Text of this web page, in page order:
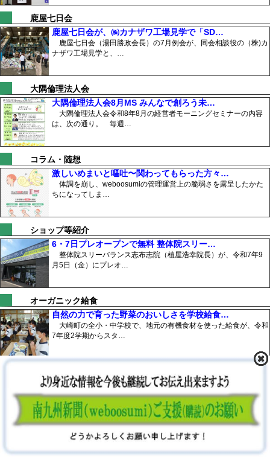
鹿屋七日会
鹿屋七日会が、㈱カナザワ工場見学で「SD…
鹿屋七日会（湯田勝政会長）の7月例会が、同会相談役の（株)カ
ナザワ工場見学と、…
大隅倫理法人会
大隅倫理法人会8月MS みんなで創ろう未…
大隅倫理法人会令和8年8月の経営者モーニングセミナーの内容
は、次の通り。 毎週…
コラム・随想
激しいめまいと嘔吐〜関わってもらった方々…
体調を崩し、weboosumiの管理運営上の脆弱さを露呈したかた
ちになってしま…
ショップ等紹介
6・7日プレオープンで無料 整体院スリー…
整体院スリーバランス志布志院（植屋浩幸院長）が、令和7年9
月5日（金）にプレオ…
オーガニック給食
自然の力で育った野菜のおいしさを学校給食…
大崎町の全小・中学校で、地元の有機食材を使った給食が、令和
7年度2学期からスタ…
築100年を超える古民家 岩元邸祭りでに…
鹿屋市本町一番商店街「岩元邸夏祭り」が、令和7年8月23日、
同邸で開催され、多…